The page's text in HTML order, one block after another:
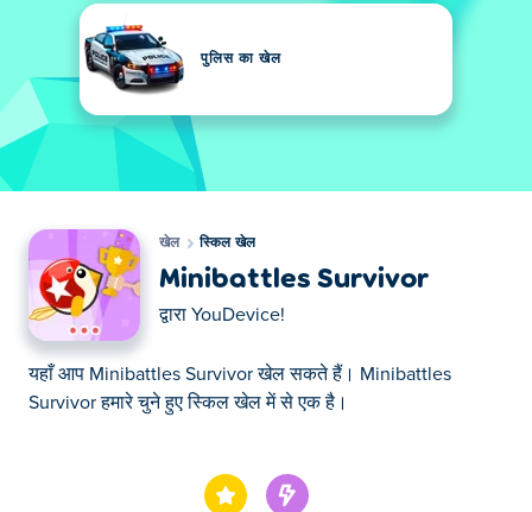
पुलिस का खेल
खेल स्किल खेल
Minibattles Survivor
द्वारा YouDevice!
यहाँ आप Minibattles Survivor खेल सकते हैं। Minibattles
Survivor हमारे चुने हुए स्किल खेल में से एक है।